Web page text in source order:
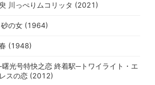
川っぺりムコリッタ (2021)
の女 (1964)
(1948)
光号特快之恋 終着駅─トワイライト・エ
スの恋 (2012)